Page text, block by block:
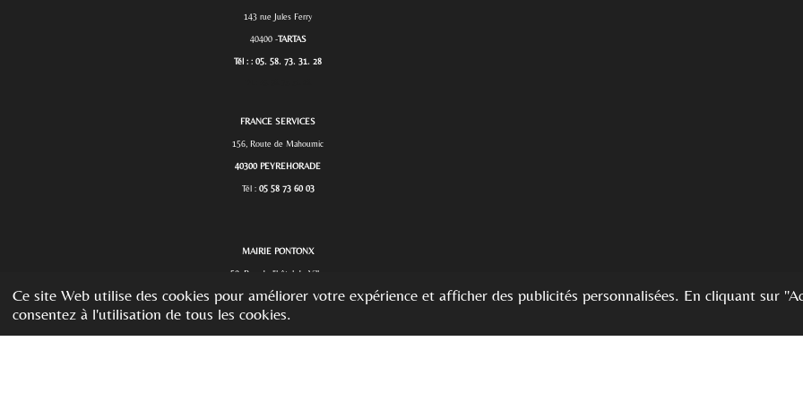
Ce site Web utilise des cookies pour améliorer votre expérience et afficher des publicités personnalisées. En cliquant sur
consentez à l'utilisation de tous les cookies.
143 rue Jules Ferry
40400 -TARTAS
Tél : : 05. 58. 73. 31. 28
FRANCE SERVICES
156, Route de Mahoumic
40300 PEYREHORADE
Tél : 05 58 73 60 03
MAIRIE PONTONX
50, Rue de l'hôtel de Ville-
40465 PONTONX sur L'ADOUR
Tél : 05 58 57 20 13